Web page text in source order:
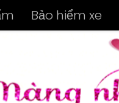
Bảo hiểm xe